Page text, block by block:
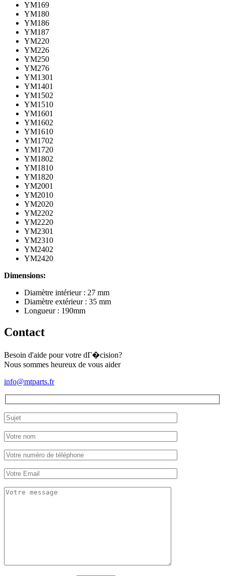
YM169
YM180
YM186
YM187
YM220
YM226
YM250
YM276
YM1301
YM1401
YM1502
YM1510
YM1601
YM1602
YM1610
YM1702
YM1720
YM1802
YM1810
YM1820
YM2001
YM2010
YM2020
YM2202
YM2220
YM2301
YM2310
YM2402
YM2420
Dimensions:
Diamètre intérieur : 27 mm
Diamètre extérieur : 35 mm
Longueur : 190mm
Contact
Besoin d'aide pour votre dГ�cision?
Nous sommes heureux de vous aider
info@mtparts.fr